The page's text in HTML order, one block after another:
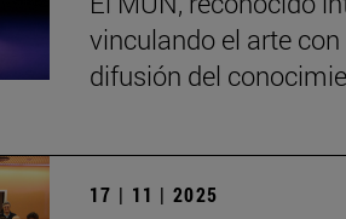
vinculando el arte
difusión del
17 | 11 | 2025